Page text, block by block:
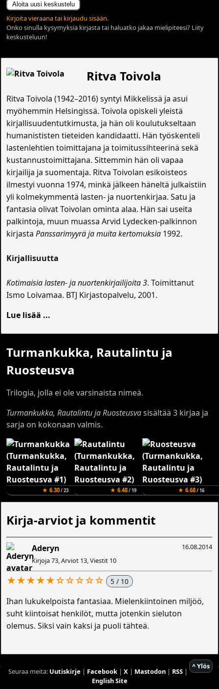
Aloita uusi keskustelu
Kirjoita vieraana tai kirjaudu sisään.
Onko sinulla kysymyksiä kirjasta tai haluatko jakaa mielipiteesi? Liity
keskusteluun!
Ritva Toivola
Ritva Toivola (1942–2016) syntyi Mikkelissä ja asui
myöhemmin Helsingissä. Toivola opiskeli yleistä
kirjallisuudentutkimusta, ja hän oli koulutukseltaan
humanististen tieteiden kandidaatti. Hän työskenteli
lastenlehtien toimittajana ja toimitussihteerinä sekä
kustannustoimittajana. Sittemmin hän oli vapaa
kirjailija ja suomentaja. Ritva Toivolan esikoisteos
ilmestyi vuonna 1974, minkä jälkeen häneltä julkaistiin
yli kolmekymmentä lasten- ja nuortenkirjaa. Satu ja
fantasia olivat Toivolan ominta alaa. Hän sai useita
palkintoja, muun muassa Arvid Lydecken-palkinnon
kirjastaPanssarimyyrä ja muita kertomuksia 1992.
Kirjallisuutta
Kotimaisia lasten- ja nuortenkirjailijoita 3. Toimittanut
Ismo Loivamaa. BTJ Kirjastopalvelu, 2001.
Lue lisää ...
Turmankukka, Rautalintu ja
Ruosteusva
Trilogia, jolla ei ole varsinaista nimeä.
Turmankukka, Rautalintu ja Ruosteusvasisältää 3 kirjaa ja
sarja on kokonaan valmis.
★ 6.30/ 23 ★ 6.48/ 19 ★ 6.68/ 16
Kirja-arviot ja kommentit
16.08.2014
Aderyn
Kirjoja 73, Arviot 13, Viestit 10
★★★★★☆☆☆☆☆ 5 / 10
Ihan lukukelpoista fantasiaa. Mielenkiintoinen miljöö,
suht kiintoisat henkilöt, mutta jotenkin sieluton
olemus. Siksi vain kaksi ja puoli tähteä.
^ Ylös
Seuraa meitä: Uutiskirje | Facebook| X| Mastodon| RSS|
English Site